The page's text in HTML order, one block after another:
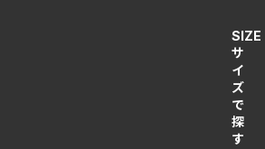
SIZE
サ
イ
ズ
で
探
す